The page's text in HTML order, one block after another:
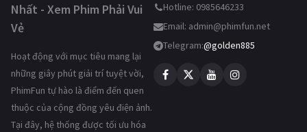
Nhất - Xem Phim Phải Vui
Vẻ
Hoạt động với mục tiêu mang lại
những giây phút giải trí tuyệt vời,
PhimFun tự hào là điểm đến quen
thuộc của cộng đồng yêu điện ảnh.
Tại đây, hệ thống được tối ưu hóa
Hotline: 0985646233
Email: admin@phimfun.net
Telegram:@golden885